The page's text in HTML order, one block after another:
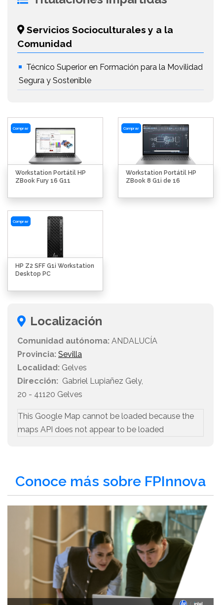
Servicios Socioculturales y a la
Comunidad
Técnico Superior en Formación para la Movilidad
Segura y Sostenible
Comprar
Workstation Portátil HP
ZBook Fury 16 G11
Comprar
Workstation Portátil HP
ZBook 8 G1i de 16
Comprar
HP Z2 SFF G1i Workstation
Desktop PC
Localización
Comunidad autónoma: ANDALUCÍA
Provincia: Sevilla
Localidad: Gelves
Dirección: Gabriel Lupiañez Gely,
20 - 41120 Gelves
This Google Map cannot be loaded because the
maps API does not appear to be loaded
Conoce más sobre FPInnova